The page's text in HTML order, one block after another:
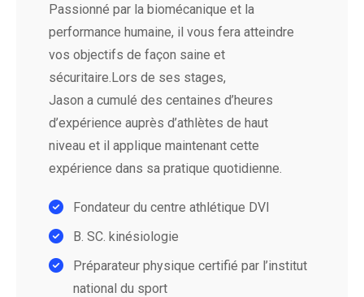
Passionné par la biomécanique et la
performance humaine, il vous fera atteindre
vos objectifs de façon saine et
sécuritaire.Lors de ses stages,
Jason a cumulé des centaines d’heures
d’expérience auprès d’athlètes de haut
niveau et il applique maintenant cette
expérience dans sa pratique quotidienne.
Fondateur du centre athlétique DVI
B. SC. kinésiologie
Préparateur physique certifié par l’institut
national du sport